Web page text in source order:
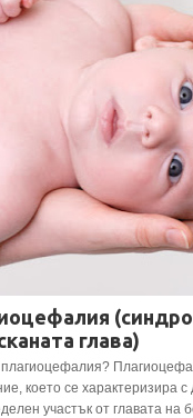
глава)
плагиоцефалия?
което се характеризира
участък от главата на